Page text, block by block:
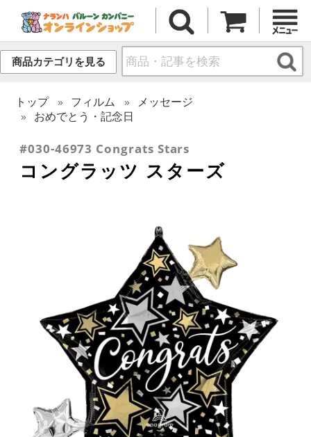
商品カテゴリを見る
トップ フィルム
メッセージ
おめでとう・記念日
#030-46973 Congrats Stars
コングラッツ スターズ